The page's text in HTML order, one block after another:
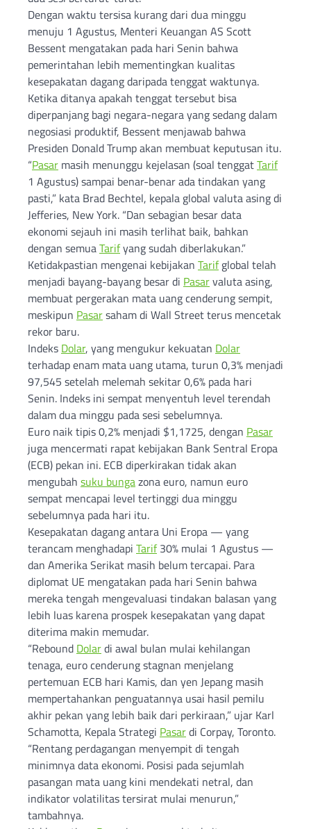
Dengan waktu tersisa kurang dari dua minggu
menuju 1 Agustus, Menteri Keuangan AS Scott
Bessent mengatakan pada hari Senin bahwa
pemerintahan lebih mementingkan kualitas
kesepakatan dagang daripada tenggat waktunya.
Ketika ditanya apakah tenggat tersebut bisa
diperpanjang bagi negara-negara yang sedang dalam
negosiasi produktif, Bessent menjawab bahwa
Presiden Donald Trump akan membuat keputusan itu.
“Pasar masih menunggu kejelasan (soal tenggatTarif
1 Agustus) sampai benar-benar ada tindakan yang
pasti,” kata Brad Bechtel, kepala global valuta asing di
Jefferies, New York. “Dan sebagian besar data
ekonomi sejauh ini masih terlihat baik, bahkan
dengan semuaTarifyang sudah diberlakukan.”
Ketidakpastian mengenai kebijakan Tarifglobal telah
menjadi bayang-bayang besar di Pasarvaluta asing,
membuat pergerakan mata uang cenderung sempit,
meskipun Pasarsaham di Wall Street terus mencetak
rekor baru.
Indeks Dolar, yang mengukur kekuatan Dolar
terhadap enam mata uang utama, turun 0,3% menjadi
97,545 setelah melemah sekitar 0,6% pada hari
Senin. Indeks ini sempat menyentuh level terendah
dalam dua minggu pada sesi sebelumnya.
Euro naik tipis 0,2% menjadi $1,1725, dengan Pasar
juga mencermati rapat kebijakan Bank Sentral Eropa
(ECB) pekan ini. ECB diperkirakan tidak akan
mengubah suku bungazona euro, namun euro
sempat mencapai level tertinggi dua minggu
sebelumnya pada hari itu.
Kesepakatan dagang antara Uni Eropa — yang
terancam menghadapi Tarif30% mulai 1 Agustus —
dan Amerika Serikat masih belum tercapai. Para
diplomat UE mengatakan pada hari Senin bahwa
mereka tengah mengevaluasi tindakan balasan yang
lebih luas karena prospek kesepakatan yang dapat
diterima makin memudar.
“Rebound Dolardi awal bulan mulai kehilangan
tenaga, euro cenderung stagnan menjelang
pertemuan ECB hari Kamis, dan yen Jepang masih
mempertahankan penguatannya usai hasil pemilu
akhir pekan yang lebih baik dari perkiraan,” ujar Karl
Schamotta, Kepala Strategi Pasardi Corpay, Toronto.
“Rentang perdagangan menyempit di tengah
minimnya data ekonomi. Posisi pada sejumlah
pasangan mata uang kini mendekati netral, dan
indikator volatilitas tersirat mulai menurun,”
tambahnya.